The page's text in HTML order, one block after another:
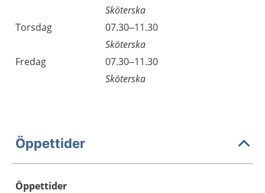
Sköterska
Torsdag
07.30–11.30
Sköterska
Fredag
07.30–11.30
Sköterska
Öppettider
Öppettider